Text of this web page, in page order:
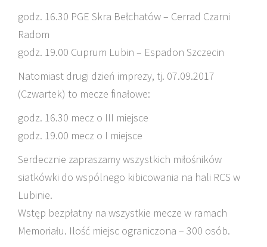
godz. 16.30 PGE Skra Bełchatów – Cerrad Czarni
Radom
godz. 19.00 Cuprum Lubin – Espadon Szczecin
Natomiast drugi dzień imprezy, tj. 07.09.2017
(Czwartek) to mecze finałowe:
godz. 16.30 mecz o III miejsce
godz. 19.00 mecz o I miejsce
Serdecznie zapraszamy wszystkich miłośników
siatkówki do wspólnego kibicowania na hali RCS w
Lubinie.
Wstęp bezpłatny na wszystkie mecze w ramach
Memoriału. Ilość miejsc ograniczona – 300 osób.